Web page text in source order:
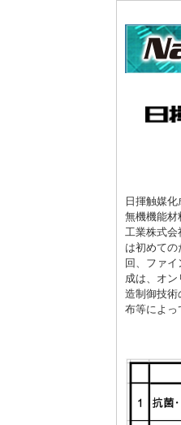
日揮触媒
無機機能材
工業株式会
は初めて
回、ファ
成は、オ
造制御技術
布等によっ